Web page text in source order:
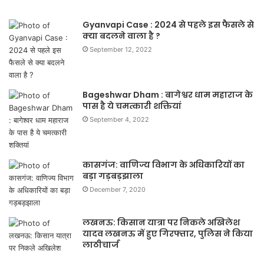
Gyanvapi Case : 2024 से पहले इस फैसले से
क्या बदलने वाला है ?
September 12, 2022
Bageshwar Dham : बागेश्वर धाम महाराज के
पास है ये चमत्कारी शक्तियां
September 4, 2022
कासगंज: वाणिज्य विभाग के अधिकारियों का
बड़ा गड़बड़झाला
December 7, 2020
लखनऊ: किसान यात्रा पर निकले अखिलेश
यादव लखनऊ में हुए गिरफ्तार, पुलिस ने किया
लाठीचार्ज